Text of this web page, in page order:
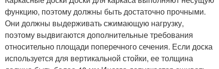
функцию, поэтому должны быть достаточно прочными.
Они должны выдерживать сжимающую нагрузку,
поэтому выдвигаются дополнительные требования
относительно площади поперечного сечения. Если доска
используется для вертикальной стойки, ее толщина